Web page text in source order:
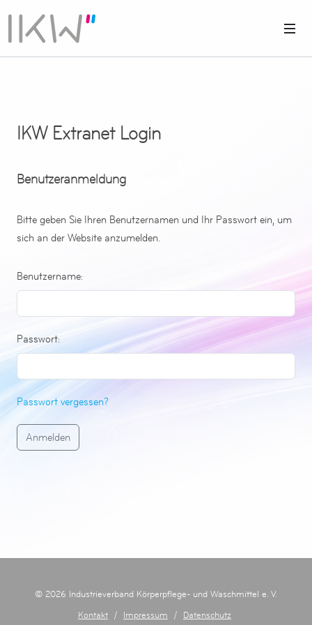
IKW Extranet Login
Benutzeranmeldung
Bitte geben Sie Ihren Benutzernamen und Ihr Passwort ein, um
sich an der Website anzumelden.
Benutzername:
Passwort:
Passwort vergessen?
© 2026 Industrieverband Körperpflege- und Waschmittel e. V.
Kontakt / Impressum / Datenschutz